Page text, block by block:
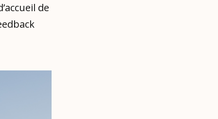
de